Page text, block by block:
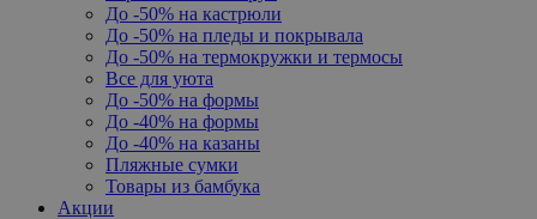
До -50% на кастрюли
До -50% на пледы и покрывала
До -50% на термокружки и термосы
Все для уюта
До -50% на формы
До -40% на формы
До -40% на казаны
Пляжные сумки
Товары из бамбука
Акции